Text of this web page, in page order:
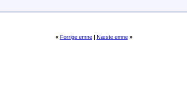
« Forrige emne| Næste emne »